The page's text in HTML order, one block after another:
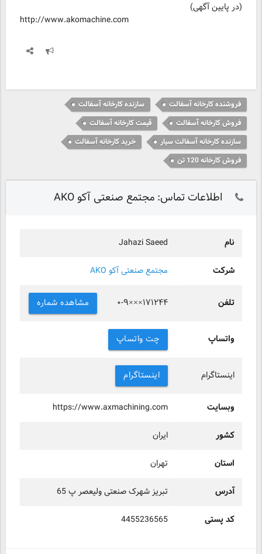
(در پایین آگهی)
http://www.akomachine.com
فروشنده کارخانه آسفالت
سازنده کارخانه آسفالت
فروش کارخانه آسفالت
قیمت کارخانه آسفالت
سازنده کارخانه آسفالت سیار
خرید کارخانه آسفالت
فروش کارخانه 120 تن
اطلاعات تماس: مجتمع صنعتی آکو AKO
نام Jahazi Saeed
شرکت مجتمع صنعتی آکو AKO
تلفن ۰-۹×××۱۷۱۲۴۴ مشاهده شماره
واتساپ چت واتساپ
اینستاگرام اینستاگرام
وبسایت https://www.axmachining.com
کشور ایران
استان تهران
آدرس تبریز شهرک صنعتی ولیعصر پ 65
کد پستی 4455236565